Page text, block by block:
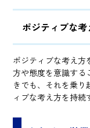
ポジティブな
ポジティブな考え方
方や態度を意識する
きでも、それを乗
ィブな考え方を持続